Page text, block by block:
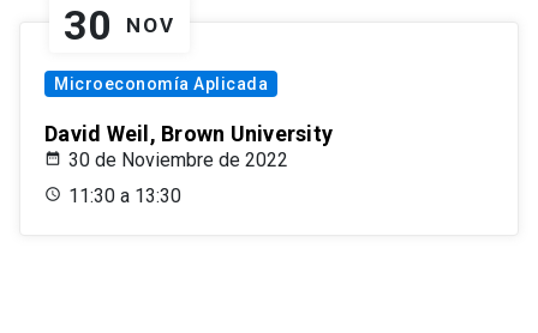
30 NOV
Microeconomía Aplicada
David Weil, Brown University
30 de Noviembre de 2022
11:30 a 13:30